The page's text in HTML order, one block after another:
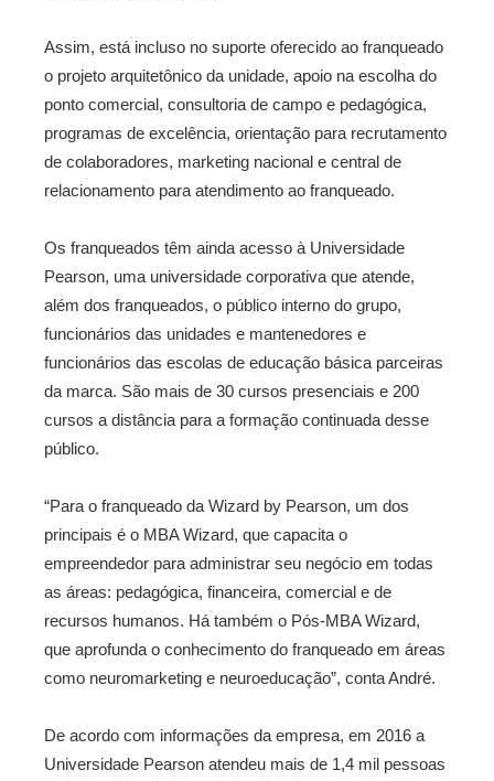
Assim, está incluso no suporte oferecido ao franqueado
o projeto arquitetônico da unidade, apoio na escolha do
ponto comercial, consultoria de campo e pedagógica,
programas de excelência, orientação para recrutamento
de colaboradores, marketing nacional e central de
relacionamento para atendimento ao franqueado.
Os franqueados têm ainda acesso à Universidade
Pearson, uma universidade corporativa que atende,
além dos franqueados, o público interno do grupo,
funcionários das unidades e mantenedores e
funcionários das escolas de educação básica parceiras
da marca. São mais de 30 cursos presenciais e 200
cursos a distância para a formação continuada desse
público.
“Para o franqueado da Wizard by Pearson, um dos
principais é o MBA Wizard, que capacita o
empreendedor para administrar seu negócio em todas
as áreas: pedagógica, financeira, comercial e de
recursos humanos. Há também o Pós-MBA Wizard,
que aprofunda o conhecimento do franqueado em áreas
como neuromarketing e neuroeducação”, conta André.
De acordo com informações da empresa, em 2016 a
Universidade Pearson atendeu mais de 1,4 mil pessoas